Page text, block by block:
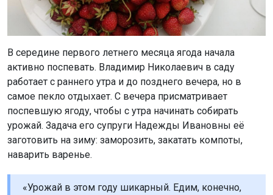
В середине первого летнего месяца ягода начала
активно поспевать. Владимир Николаевич в саду
работает с раннего утра и до позднего вечера, но в
самое пекло отдыхает. С вечера присматривает
поспевшую ягоду, чтобы с утра начинать собирать
урожай. Задача его супруги Надежды Ивановны её
заготовить на зиму: заморозить, закатать компоты,
наварить варенье.
«Урожай в этом году шикарный. Едим, конечно,